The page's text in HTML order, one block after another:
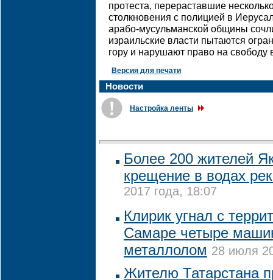
протеста, перераставшие
столкновения с полицией в
арабо-мусульманской общины
израильские власти пытаются
гору и нарушают право на свободу
Версия для печати
Новости
Настройка ленты
Более 200 жителей
крещение в водах
2017 года, 18:07
Клирик угнал с
Самаре четыре
металлолом 28 июля
Жителю Татарстана